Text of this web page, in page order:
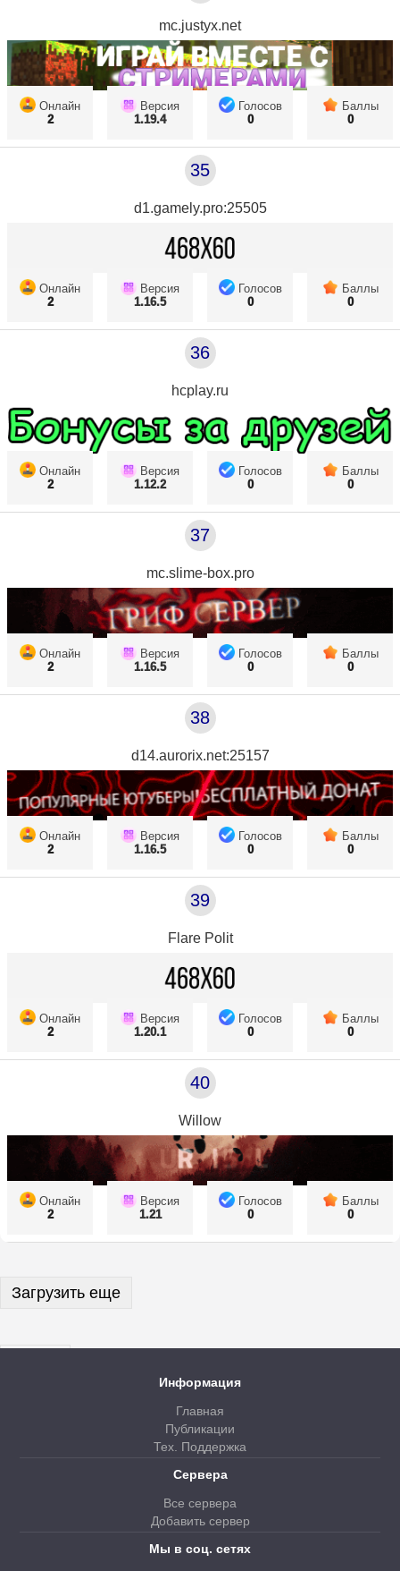
mc.justyx.net
Онлайн
2
Версия
1.19.4
Голосов
0
Баллы
0
35
d1.gamely.pro:25505
Онлайн
2
Версия
1.16.5
Голосов
0
Баллы
0
36
hcplay.ru
Онлайн
2
Версия
1.12.2
Голосов
0
Баллы
0
37
mc.slime-box.pro
Онлайн
2
Версия
1.16.5
Голосов
0
Баллы
0
38
d14.aurorix.net:25157
Онлайн
2
Версия
1.16.5
Голосов
0
Баллы
0
39
Flare Polit
Онлайн
2
Версия
1.20.1
Голосов
0
Баллы
0
40
Willow
Онлайн
2
Версия
1.21
Голосов
0
Баллы
0
Загрузить еще
Информация
Главная
Публикации
Тех. Поддержка
Сервера
Все сервера
Добавить сервер
Мы в соц. сетях